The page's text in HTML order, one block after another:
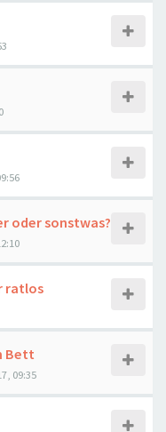
oder sonstwas?
ratlos
Bett
09:35